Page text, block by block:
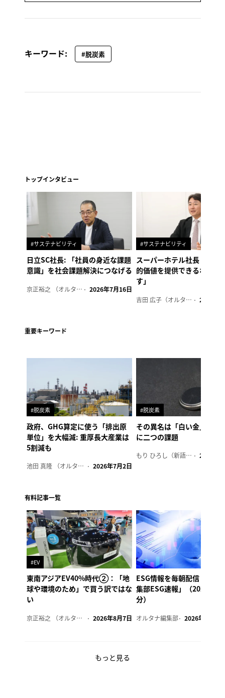
キーワード: #脱炭素
トップインタビュー
#サステナビリティ
日立SC社長: 「社員の身近な課題
意識」を社会課題解決につなげる
京正裕之 （オルタナ副編集長） 2026年7月16日
#サステナビリティ
スーパーホテル社長「地域
的価値を提供できるホテル
す」
吉田 広子（オルタナ輪番編集長） 2026年6
重要キーワード
#脱炭素
政府、GHG算定に使う「排出原
単位」を大幅減: 重厚長大産業は
5割減も
池田 真隆 （オルタナ輪番編集長） 2026年7月2日
#脱炭素
その異名は「白い金」、リ
に二つの課題
もり ひろし（新語ウォッチャー） 2023年7
有料記事一覧
#EV
東南アジアEV40%時代②：「地
球や環境のため」で買う訳ではな
い
京正裕之 （オルタナ副編集長） 2026年8月7日
ESG情報を毎朝配信「オル
集部ESG速報」（2026年8
分）
オルタナ編集部 2026年8月7日
もっと見る